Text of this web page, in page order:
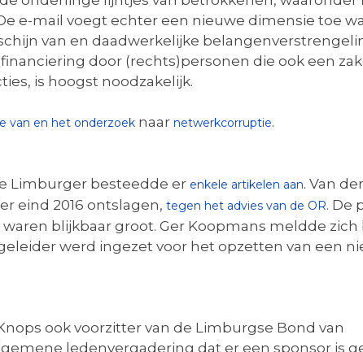
e-mail voegt echter een nieuwe dimensie toe
van en daadwerkelijke
door (rechts)personen die ook een
is hoogst noodzakelijk.
van en het onderzoek naar netwerkcorruptie.
Limburger besteedde er enkele artikelen aan. Van
eind 2016 ontslagen, tegen het advies van de OR. De
blijkbaar groot. Ger Koopmans meldde zich
werd ingezet voor het opzetten van een
ook voorzitter van de Limburgse Bond van
ledenvergadering dat er een sponsor is